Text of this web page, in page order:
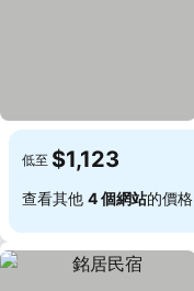
低至 $1,123
查看其他 4 個網站的價格